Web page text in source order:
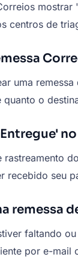
centros de
uma
o
rastreamento
recebido seu
remessa
faltando
por e-mail